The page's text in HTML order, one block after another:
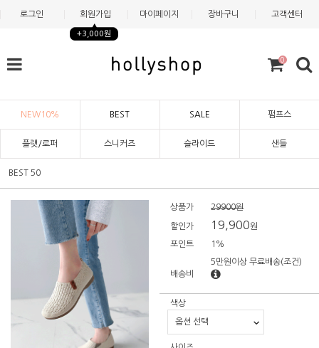
로그인 회원가입
+3,000원
마이페이지 장바구니 고객센터
0
NEW10% BEST SALE 펌프스
플랫/로퍼 스니커즈 슬라이드 샌들
BEST 50
상품가 29900원
할인가 19,900원
포인트 1%
배송비
5만원이상 무료배송(조건)
색상